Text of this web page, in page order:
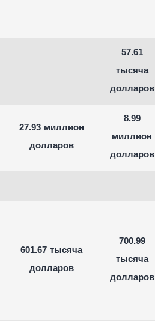
57.61
тысяча
долларов
27.93 миллион
долларов
8.99
миллион
долларов
601.67 тысяча
долларов
700.99
тысяча
долларов